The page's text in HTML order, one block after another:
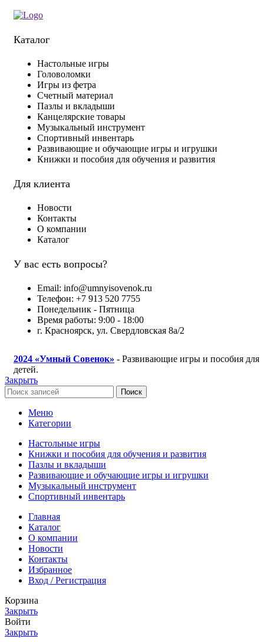
Каталог
Настольные игры
Головоломки
Игры из фетра
Счетный материал
Пазлы и вкладыши
Канцелярские товары
Музыкальный инструмент
Спортивный инвентарь
Развивающие и обучающие игры и игрушки
Книжки и пособия для обучения и развития
Для клиента
Новости
Контакты
О компании
Каталог
У вас есть вопросы?
Email: info@umnyisovenok.ru
Телефон: +7 913 520 7755
Понедельник - Пятница
Время работы: 9:00 - 18:00
г. Красноярск, ул. Свердловская 8а/2
2024 «Умный Совенок» - Развивающие игры и пособия для
детей.
Закрыть
Поиск
Меню
Категории
Настольные игры
Книжки и пособия для обучения и развития
Пазлы и вкладыши
Развивающие и обучающие игры и игрушки
Музыкальный инструмент
Спортивный инвентарь
Главная
Каталог
О компании
Новости
Контакты
Избранное
Вход / Регистрация
Корзина
Закрыть
Войти
Закрыть